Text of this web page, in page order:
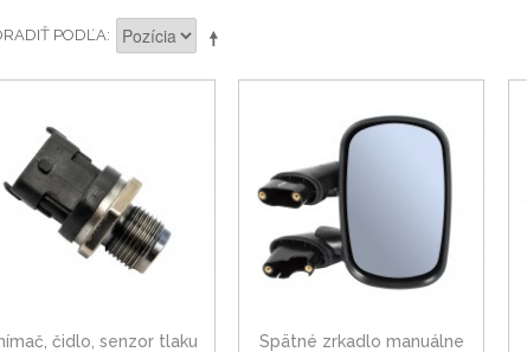
PODĽA
čidlo, senzor tlaku
Spätné zrkadlo manuálne